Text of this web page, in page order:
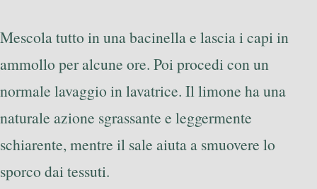
Mescola tutto in una bacinella e lascia i capi in
ammollo per alcune ore. Poi procedi con un
normale lavaggio in lavatrice. Il limone ha una
naturale azione sgrassante e leggermente
schiarente, mentre il sale aiuta a smuovere lo
sporco dai tessuti.